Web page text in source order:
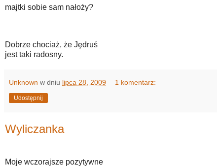
majtki sobie sam nałoży?
Dobrze chociaż, że Jędruś
jest taki radosny.
Unknown w dniu lipca 28, 2009 1 komentarz:
Udostępnij
Wyliczanka
Moje wczorajsze pozytywne